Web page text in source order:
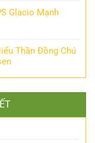
Glacio Mạnh
Thần Đồng Chú